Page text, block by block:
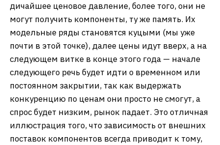
дичайшее ценовое давление, более того, они не
могут получить компоненты, ту же память. Их
модельные ряды становятся куцыми (мы уже
почти в этой точке), далее цены идут вверх, а на
следующем витке в конце этого года — начале
следующего речь будет идти о временном или
постоянном закрытии, так как выдержать
конкуренцию по ценам они просто не смогут, а
спрос будет низким, рынок падает. Это отличная
иллюстрация того, что зависимость от внешних
поставок компонентов всегда приводит к тому,